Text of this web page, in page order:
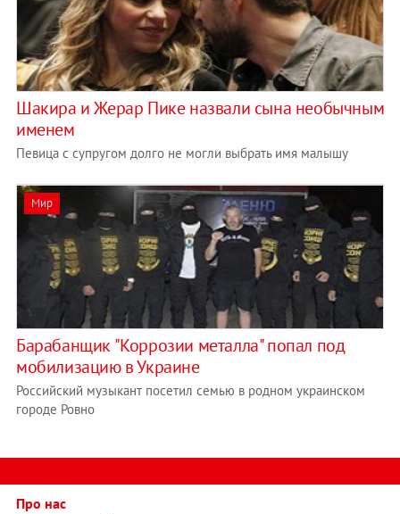
Шакира и Жерар Пике назвали сына необычным
именем
Певица с супругом долго не могли выбрать имя малышу
Мир
Барабанщик "Коррозии металла" попал под
мобилизацию в Украине
Российский музыкант посетил семью в родном украинском
городе Ровно
Про нас